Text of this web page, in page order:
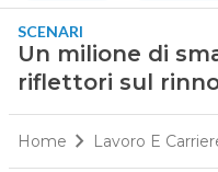
SCENARI
Un milione di
riflettori sul
Home Lavoro E